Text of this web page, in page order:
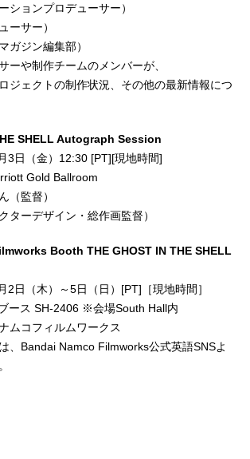
ションプロデューサー）
ーサー）
ガジン編集部）
ーや制作チームのメンバーが、
ジェクトの制作状況、その他の最新情報につ
SHELL Autograph Session
3日（金）12:30 [PT][現地時間]
Gold Ballroom
（監督）
ターデザイン・総作画監督）
Booth THE GHOST IN THE SHELL
2日（木）～5日（日）[PT]［現地時間］
ース SH-2406 ※会場South Hall内
ムコフィルムワークス
、Bandai Namco Filmworks公式英語SNSよ